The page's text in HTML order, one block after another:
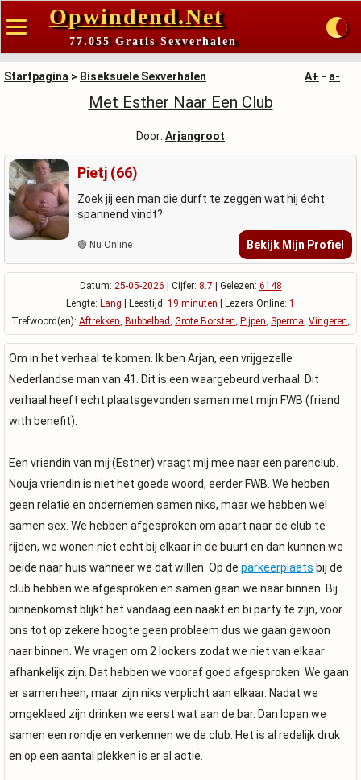
Opwindend.Net
77.055 Gratis Sexverhalen
Startpagina > Biseksuele Sexverhalen A+ - a-
Met Esther Naar Een Club
Door: Arjangroot
Pietj (66)
Zoek jij een man die durft te zeggen wat hij écht
spannend vindt?
🟢 Nu Online Bekijk Mijn Profiel
Datum: 25-05-2026 | Cijfer: 8.7 | Gelezen: 6148
Lengte: Lang | Leestijd: 19 minuten | Lezers Online: 1
Trefwoord(en): Aftrekken, Bubbelbad, Grote Borsten, Pijpen, Sperma, Vingeren,
Om in het verhaal te komen. Ik ben Arjan, een vrijgezelle
Nederlandse man van 41. Dit is een waargebeurd verhaal. Dit
verhaal heeft echt plaatsgevonden samen met mijn FWB (friend
with benefit).
Een vriendin van mij (Esther) vraagt mij mee naar een parenclub.
Nouja vriendin is niet het goede woord, eerder FWB. We hebben
geen relatie en ondernemen samen niks, maar we hebben wel
samen sex. We hebben afgesproken om apart naar de club te
rijden, we wonen niet echt bij elkaar in de buurt en dan kunnen we
beide naar huis wanneer we dat willen. Op de parkeerplaats bij de
club hebben we afgesproken en samen gaan we naar binnen. Bij
binnenkomst blijkt het vandaag een naakt en bi party te zijn, voor
ons tot op zekere hoogte geen probleem dus we gaan gewoon
naar binnen. We vragen om 2 lockers zodat we niet van elkaar
afhankelijk zijn. Dat hebben we vooraf goed afgesproken. We gaan
er samen heen, maar zijn niks verplicht aan elkaar. Nadat we
omgekleed zijn drinken we eerst wat aan de bar. Dan lopen we
samen een rondje en verkennen we de club. Het is al redelijk druk
en op een aantal plekken is er al actie.